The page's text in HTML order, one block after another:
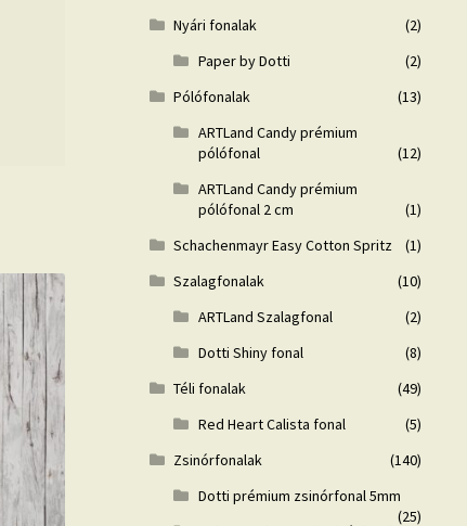
Nyári fonalak
(2)
Paper by Dotti
(2)
Pólófonalak
(13)
ARTLand Candy prémium
pólófonal
(12)
ARTLand Candy prémium
pólófonal 2 cm
(1)
Schachenmayr Easy Cotton Spritz
(1)
Szalagfonalak
(10)
ARTLand Szalagfonal
(2)
Dotti Shiny fonal
(8)
Téli fonalak
(49)
Red Heart Calista fonal
(5)
Zsinórfonalak
(140)
Dotti prémium zsinórfonal 5mm
(25)